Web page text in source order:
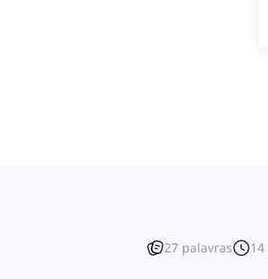
27 palavras 14